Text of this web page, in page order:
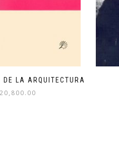
DE LA ARQUITECTURA
20,800.00